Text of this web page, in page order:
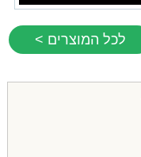
לכל המוצרים >